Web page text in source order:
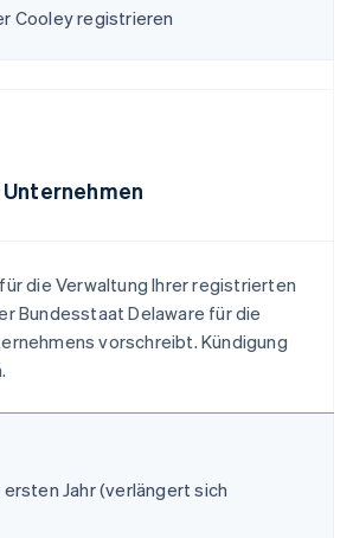
Cooley registrieren
Unternehmen
die Verwaltung Ihrer registrierten
Bundesstaat Delaware für die
vorschreibt. Kündigung
Jahr (verlängert sich